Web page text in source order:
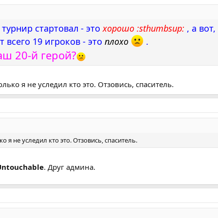
стартовал - это хорошо :sthumbsup: , а
19 игроков - это плохо .
20-й герой?
я не уследил кто это. Отзовись, спаситель.
я не уследил кто это. Отзовись, спаситель.
. Друг админа.